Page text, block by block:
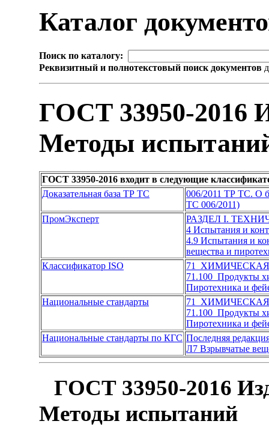
Каталог
Поиск по каталогу:
Реквизитный и полнотекстовый поиск документов
ГОСТ 33950-2016
Методы
ГОСТ 33950-2016 входит в следующие
Доказательная база ТР ТС
006/2011 ТР ТС. О
ТС 006/2011)
ПромЭксперт
РАЗДЕЛ I.
4 Испытания и
4.9 Испытания и
вещества и
Классификатор ISO
71
71.100 Продукты
Пиротехника и
Национальные стандарты
71
71.100 Продукты
Пиротехника и
Национальные стандарты по КГС Последняя
Л7 Взрывчатые
ГОСТ 33950-2016
Методы испытаний